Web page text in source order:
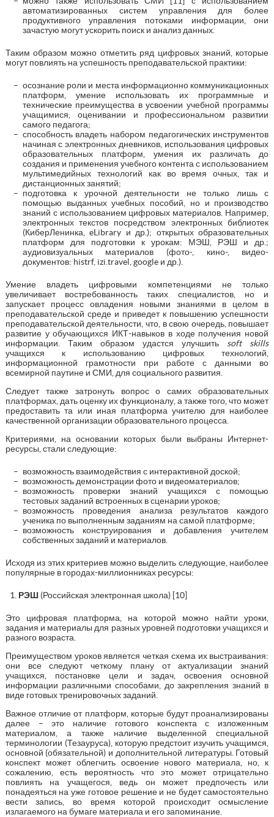
автоматизированных систем управления для более
продуктивного управления потоками информации, они
зачастую могут ускорить поиск и анализ данных.
Таким образом можно отметить ряд цифровых знаний, которые
могут повлиять на успешность преподавательской практики:
осознание роли и места информационно коммуникационных
платформ, умение использовать их программные и
технические преимущества в усвоении учебной программы
учащимися, оценивании и профессиональном развитии
самого педагога;
способность владеть набором педагогических инструментов
начиная с электронных дневников, использования цифровых
образовательных платформ, умения их различать до
создания и применения учебного контента с использованием
мультимедийных технологий как во время очных, так и
дистанционных занятий;
подготовка к урочной деятельности не только лишь с
помощью выданных учебных пособий, но и производство
знаний с использованием цифровых материалов. Например,
электронных текстов посредством электронных библиотек
(КиберЛенинка, eLibrary и др.); открытых образовательных
платформ для подготовки к урокам: МЭШ, РЭШ и др.;
аудиовизуальных материалов (фото-, кино-, видео-
документов: histrf, izi.travel, google и др.).
Умение владеть цифровыми компетенциями не только
увеличивает востребованность таких специалистов, но и
запускает процесс овладения новыми знаниями в целом в
преподавательской среде и приведет к повышению успешности
преподавательской деятельности, что, в свою очередь, повышает
развитие у обучающихся ИКТ-навыков в ходе получения новой
информации. Таким образом удастся улучшить soft
skills
учащихся к использованию цифровых технологий,
информационной грамотности при работе с данными во
всемирной паутине и СМИ, для социального развития.
Следует также затронуть вопрос о самих образовательных
платформах, дать оценку их функционалу, а также того, что может
предоставить та или иная платформа учителю для наиболее
качественной организации образовательного процесса.
Критериями, на основании которых были выбраны Интернет-
ресурсы, стали следующие:
возможность взаимодействия с интерактивной доской;
возможность демонстрации фото и видеоматериалов;
возможность проверки знаний учащихся с помощью
тестовых заданий встроенных в сценарии уроков;
возможность проведения анализа результатов каждого
ученика по выполненным заданиям на самой платформе;
возможность конструирования и добавления учителем
собственных заданий и материалов.
Исходя из этих критериев можно выделить следующие, наиболее
популярные в городах-миллионниках ресурсы:
РЭШ(Российская электронная школа) [10]
Это цифровая платформа, на которой можно найти уроки,
задания и материалы для разных уровней подготовки учащихся и
разного возраста.
Преимуществом уроков является четкая схема их выстраивания:
они все следуют четкому плану от актуализации знаний
учащихся, постановке цели и задач, освоения основной
информации различными способами, до закрепления знаний в
виде готовых тренировочных заданий.
Важное отличие от платформ, которые будут проанализированы
далее – это наличие готового конспекта с изложенным
материалом, а также наличие выделенной специальной
терминологии (Тезауруса), которую предстоит изучить учащимся,
основной (обязательной) и дополнительной литературы. Готовый
конспект может облегчить освоение нового материала, но, к
сожалению, есть вероятность что это может отрицательно
повлиять на учащегося, ведь он может предпочесть или
понадеяться на уже готовое решение и не будет самостоятельно
вести запись, во время которой происходит осмысление
излагаемого на бумаге материала и его запоминание.